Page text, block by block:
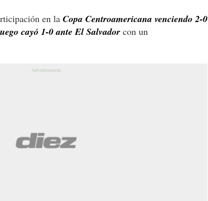
en la Copa Centroamericana venciendo 2-0
cayó 1-0 ante El Salvador con un